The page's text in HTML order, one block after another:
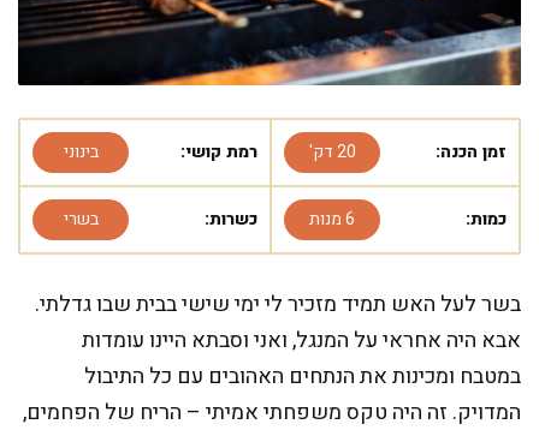
זמן הכנה: 20 דק' רמת קושי: בינוני
כמות: 6 מנות כשרות: בשרי
בשר לעל האש תמיד מזכיר לי ימי שישי בבית שבו גדלתי.
אבא היה אחראי על המנגל, ואני וסבתא היינו עומדות
במטבח ומכינות את הנתחים האהובים עם כל התיבול
המדויק. זה היה טקס משפחתי אמיתי – הריח של הפחמים,